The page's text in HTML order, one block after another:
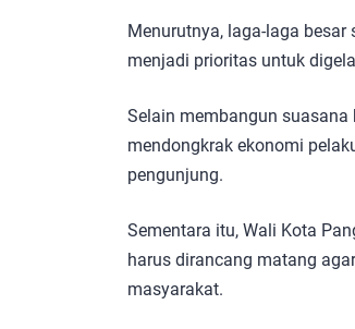
Menurutnya, laga-laga
menjadi prioritas untuk
Selain membangun
mendongkrak ekonomi
pengunjung.
Sementara itu, Wali Kota
harus dirancang matang
masyarakat.